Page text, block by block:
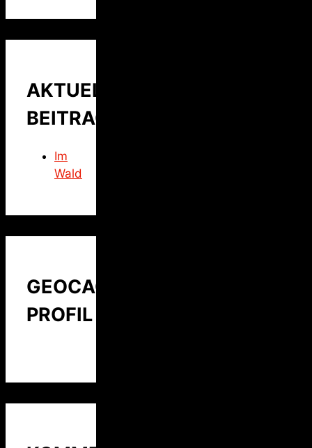
AKTUELLER
BEITRAG
Im
Wald
GEOCACHING
PROFIL